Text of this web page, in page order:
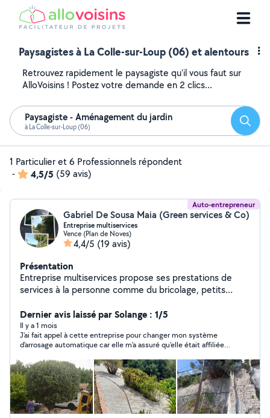
Paysagistes à La Colle-sur-Loup (06) et alentours
Retrouvez rapidement le paysagiste qu'il vous faut sur
AlloVoisins ! Postez votre demande en 2 clics...
Paysagiste - Aménagement du jardin
à La Colle-sur-Loup (06)
1 Particulier et 6 Professionnels répondent
-
4,5/5 (59 avis)
Auto-entrepreneur
Gabriel De Sousa Maia (Green services & Co)
Entreprise multiservices
Vence (Plan de Noves)
4,4/5 (19 avis)
Présentation
Entreprise multiservices propose ses prestations de
services à la personne comme du bricolage, petits
service de ménage particuliers et locations saisonnières.
Dernier avis laissé par Solange : 1/5
Il y a 1 mois
J'ai fait appel à cette entreprise pour changer mon système
d'arrosage automatique car elle m'a assuré qu'elle était affiliée
payé un prix astronomique qui sera donc totalement à ma
charge. J'ai rappelé l'entreprise 5 fois, demandant qu'elle me
rappelle, elle ne m'a jamais rappelée. Quant au travail effectué,
le résultat est lamentable car la moitié de mon jardin est
désormais un véritable cloaque et l'autre moitié n'est pas arrosé
! Entreprise à éviter absolument !